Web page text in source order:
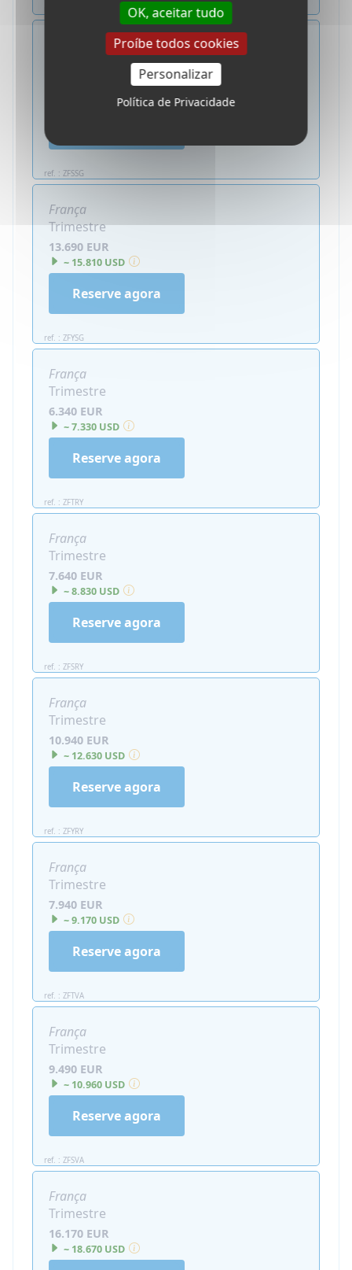
~ 10.150 USD
ref. : ZFSSG
França
Trimestre
13.690 EUR
~ 15.810 USD
ref. : ZFYSG
Reserve agora
França
Trimestre
6.340 EUR
~ 7.330 USD
ref. : ZFTRY
Reserve agora
França
Trimestre
7.640 EUR
~ 8.830 USD
ref. : ZFSRY
Reserve agora
França
Trimestre
10.940 EUR
~ 12.630 USD
ref. : ZFYRY
Reserve agora
França
Trimestre
7.940 EUR
~ 9.170 USD
ref. : ZFTVA
Reserve agora
França
Trimestre
9.490 EUR
~ 10.960 USD
ref. : ZFSVA
Reserve agora
França
Trimestre
16.170 EUR
~ 18.670 USD
OK, aceitar tudo
Proíbe todos cookies
Personalizar
Política de Privacidade